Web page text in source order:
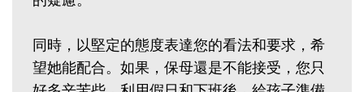
同時，以堅定的態度表達您的看法和要求，希
望她能配合。如果，保母還是不能接受，您只